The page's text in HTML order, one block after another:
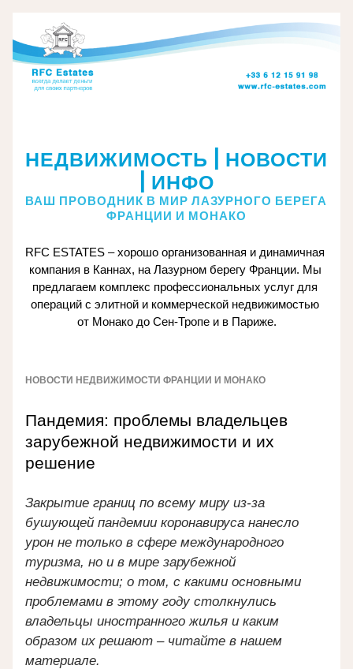
НЕДВИЖИМОСТЬ | НОВОСТИ
| ИНФО
ВАШ ПРОВОДНИК В МИР ЛАЗУРНОГО БЕРЕГА
ФРАНЦИИ И МОНАКО
RFC ESTATES – хорошо организованная и динамичная
компания в Каннах, на Лазурном берегу Франции. Мы
предлагаем комплекс профессиональных услуг для
операций с элитной и коммерческой недвижимостью
от Монако до Сен-Тропе и в Париже.
НОВОСТИ НЕДВИЖИМОСТИ ФРАНЦИИ И МОНАКО
Пандемия: проблемы владельцев
зарубежной недвижимости и их
решение
Закрытие границ по всему миру из-за
бушующей пандемии коронавируса нанесло
урон не только в сфере международного
туризма, но и в мире зарубежной
недвижимости; о том, с какими основными
проблемами в этому году столкнулись
владельцы иностранного жилья и каким
образом их решают – читайте в нашем
материале.